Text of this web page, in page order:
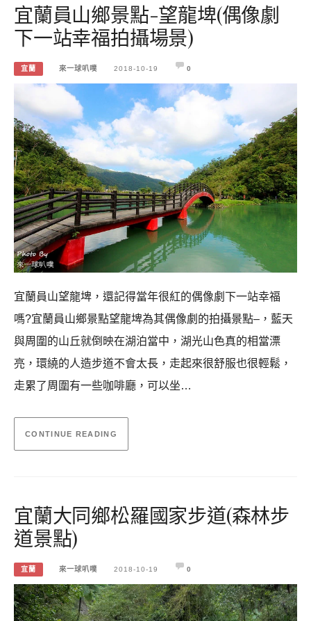
宜蘭員山鄉景點-望龍埤(偶像劇
下一站幸福拍攝場景)
宜蘭 來一球叭噗 2018-10-19 0
宜蘭員山望龍埤，還記得當年很紅的偶像劇下一站幸福
嗎?宜蘭員山鄉景點望龍埤為其偶像劇的拍攝景點–，藍天
與周圍的山丘就倒映在湖泊當中，湖光山色真的相當漂
亮，環繞的人造步道不會太長，走起來很舒服也很輕鬆，
走累了周圍有一些咖啡廳，可以坐…
CONTINUE READING
宜蘭大同鄉松羅國家步道(森林步
道景點)
宜蘭 來一球叭噗 2018-10-19 0